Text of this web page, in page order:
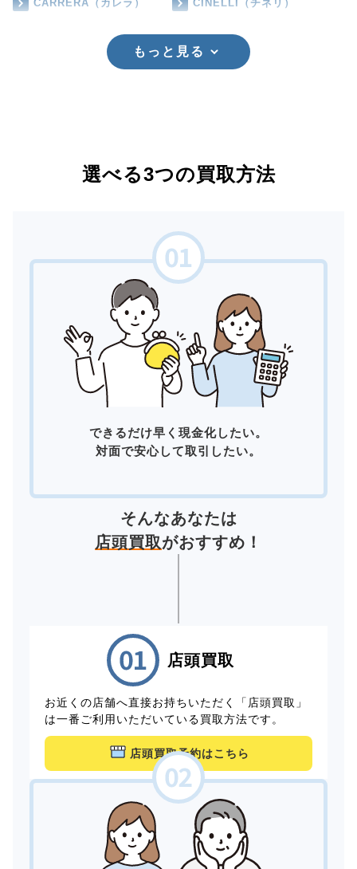
CARRERA（カレラ） CINELLI（チネリ）
もっと見る
選べる3つの買取方法
できるだけ早く現金化したい。
対面で安心して取引したい。
そんなあなたは
店頭買取がおすすめ！
店頭買取
お近くの店舗へ直接お持ちいただく「店頭買取」
は一番ご利用いただいている買取方法です。
店頭買取予約はこちら